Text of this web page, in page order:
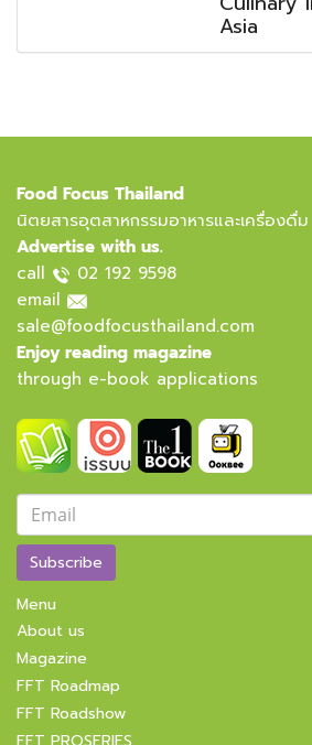
Asia
Food Focus Thailand
นิตยสารอุตสาหกรรมอาหารและเครื่องดื่ม
Advertise with us.
call
02 192 9598
email
sale@foodfocusthailand.com
Enjoy reading magazine
through e-book applications
Subscribe
Menu
About us
Magazine
FFT Roadmap
FFT Roadshow